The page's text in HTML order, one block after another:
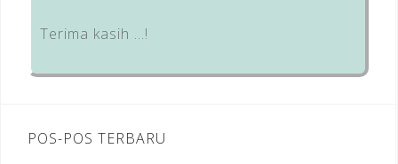
Terima kasih …!
POS-POS TERBARU